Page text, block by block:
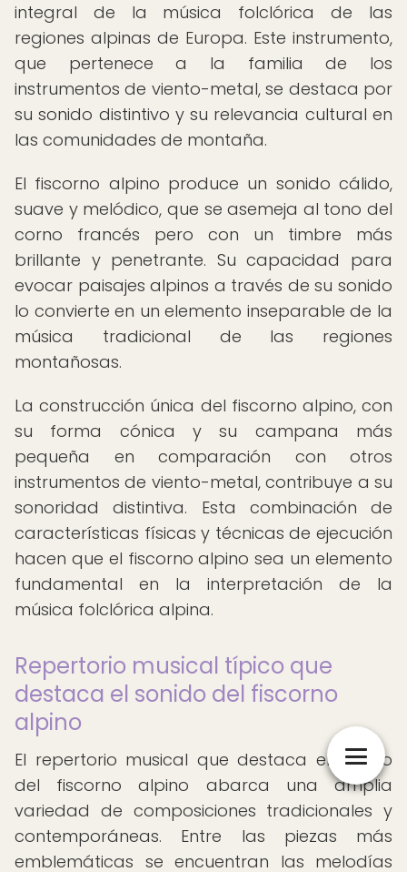
integral de la música folclórica de las
regiones alpinas de Europa. Este instrumento,
que pertenece a la familia de los
instrumentos de viento-metal, se destaca por
su sonido distintivo y su relevancia cultural en
las comunidades de montaña.
El fiscorno alpino produce un sonido cálido,
suave y melódico, que se asemeja al tono del
corno francés pero con un timbre más
brillante y penetrante. Su capacidad para
evocar paisajes alpinos a través de su sonido
lo convierte en un elemento inseparable de la
música tradicional de las regiones
montañosas.
La construcción única del fiscorno alpino, con
su forma cónica y su campana más
pequeña en comparación con otros
instrumentos de viento-metal, contribuye a su
sonoridad distintiva. Esta combinación de
características físicas y técnicas de ejecución
hacen que el fiscorno alpino sea un elemento
fundamental en la interpretación de la
música folclórica alpina.
Repertorio musical típico que
destaca el sonido del fiscorno
alpino
El repertorio musical que destaca el sonido
del fiscorno alpino abarca una amplia
variedad de composiciones tradicionales y
contemporáneas. Entre las piezas más
emblemáticas se encuentran las melodías